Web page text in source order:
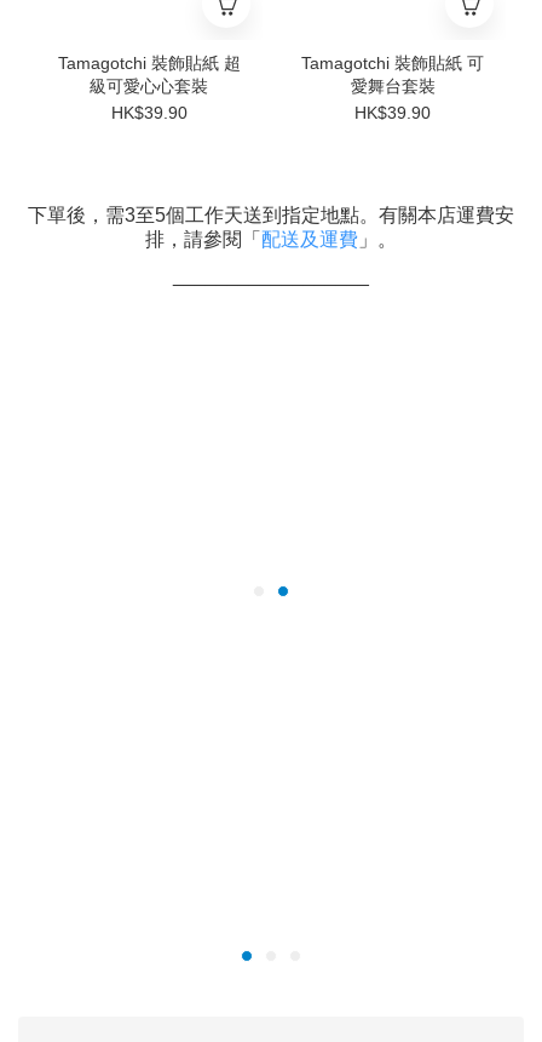
Tamagotchi 裝飾貼紙 超
級可愛心心套裝
HK$39.90
Tamagotchi 裝飾貼紙 可
愛舞台套裝
HK$39.90
下單後，需3至5個工作天送到指定地點。有關本店運費安
排，請參閱「 配送及運費 」。